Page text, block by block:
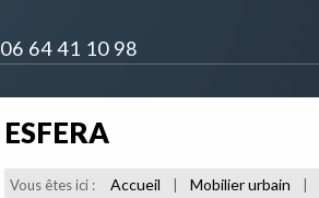
06 64 41 10 98
ESFERA
Vous êtes ici : Accueil Mobilier urbain